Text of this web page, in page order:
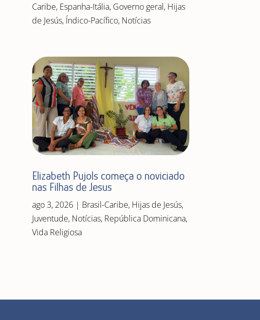
Caribe, Espanha-Itália, Governo geral, Hijas
de Jesús, Índico-Pacífico, Notícias
Elizabeth Pujols começa o noviciado
nas Filhas de Jesus
ago 3, 2026| Brasil-Caribe, Hijas de Jesús,
Juventude, Notícias, República Dominicana,
Vida Religiosa